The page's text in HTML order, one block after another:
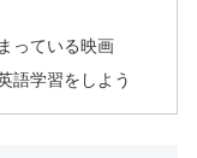
っている映画
語学習をしよう